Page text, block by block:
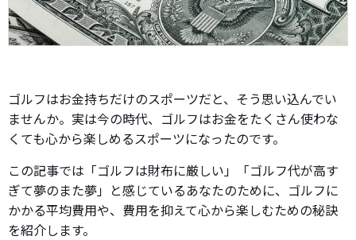
ゴルフはお金持ちだけのスポーツだと、そう思い込んでい
ませんか。実は今の時代、ゴルフはお金をたくさん使わな
くても心から楽しめるスポーツになったのです。
この記事では「ゴルフは財布に厳しい」「ゴルフ代が高す
ぎて夢のまた夢」と感じているあなたのために、ゴルフに
かかる平均費用や、費用を抑えて心から楽しむための秘訣
を紹介します。